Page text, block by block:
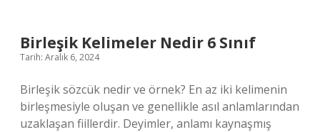
Birleşik Kelimeler Nedir 6 Sınıf
Tarih: Aralık 6, 2024
Birleşik sözcük nedir ve örnek? En az iki kelimenin
birleşmesiyle oluşan ve genellikle asıl anlamlarından
uzaklaşan fiillerdir. Deyimler, anlamı kaynaşmış